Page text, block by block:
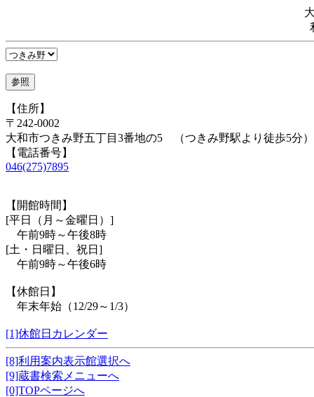
【住所】
〒242-0002
大和市つきみ野五丁目3番地の5 （つきみ野駅より徒歩5分）
【電話番号】
046(275)7895
【開館時間】
[平日（月～金曜日）]
午前9時～午後8時
[土・日曜日、祝日]
午前9時～午後6時
【休館日】
年末年始（12/29～1/3）
[1]休館日カレンダー
[8]利用案内表示館選択へ
[9]蔵書検索メニューへ
[0]TOPページへ